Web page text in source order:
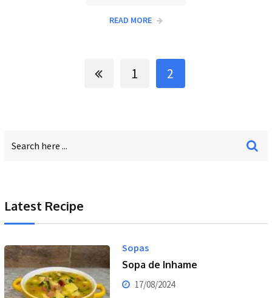
READ MORE
1 2
Latest Recipe
Sopas
Sopa de Inhame
17/08/2024